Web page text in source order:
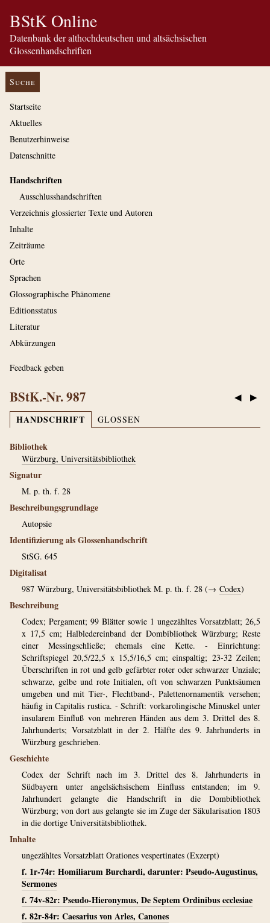
BStK Online
Datenbank der althochdeutschen und altsächsischen
Glossenhandschriften
Suche
Startseite
Aktuelles
Benutzerhinweise
Datenschnitte
Handschriften
Ausschluss­handschriften
Verzeichnis glossierter Texte und Autoren
Inhalte
Zeiträume
Orte
Sprachen
Glossographische Phänomene
Editionsstatus
Literatur
Abkürzungen
Feedback geben
◀ ▶
BStK.-Nr. 987
HANDSCHRIFT GLOSSEN
Bibliothek
Würzburg, Universitätsbibliothek
Signatur
M. p. th. f. 28
Beschreibungsgrundlage
Autopsie
Identifizierung als Glossenhandschrift
StSG. 645
Digitalisat
987 Würzburg, Universitätsbibliothek M. p. th. f. 28 (→ Codex)
Beschreibung
Codex; Pergament; 99 Blätter sowie 1 ungezähltes Vorsatzblatt; 26,5
x 17,5 cm; Halbledereinband der Dombibliothek Würzburg; Reste
einer Messingschließe; ehemals eine Kette. - Einrichtung:
Schriftspiegel 20,5/22,5 x 15,5/16,5 cm; einspaltig; 23-32 Zeilen;
Überschriften in rot und gelb gefärbter roter oder schwarzer Unziale;
schwarze, gelbe und rote Initialen, oft von schwarzen Punktsäumen
umgeben und mit Tier-, Flechtband-, Palettenornamentik versehen;
häufig in Capitalis rustica. - Schrift: vorkarolingische Minuskel unter
insularem Einfluß von mehreren Händen aus dem 3. Drittel des 8.
Jahrhunderts; Vorsatzblatt in der 2. Hälfte des 9. Jahrhunderts in
Würzburg geschrieben.
Geschichte
Codex der Schrift nach im 3. Drittel des 8. Jahrhunderts in
Südbayern unter angelsächsischem Einfluss entstanden; im 9.
Jahrhundert gelangte die Handschrift in die Dombibliothek
Würzburg; von dort aus gelangte sie im Zuge der Säkularisation 1803
in die dortige Universitätsbibliothek.
Inhalte
ungezähltes Vorsatzblatt Orationes vespertinates (Exzerpt)
f. 1r-74r: Homiliarum Burchardi, darunter: Pseudo-Augustinus,
Sermones
f. 74v-82r: Pseudo-Hieronymus, De Septem Ordinibus ecclesiae
f. 82r-84r: Caesarius von Arles, Canones